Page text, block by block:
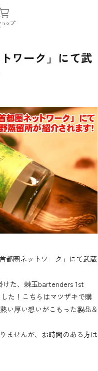
ップ
伝
ワーク」にて武
都圏ネットワーク」にて武蔵
けた、棘玉bartenders 1st
た！こちらはマツザキで購
い厚い想いがこもった製品＆
ませんが、お時間のある方は